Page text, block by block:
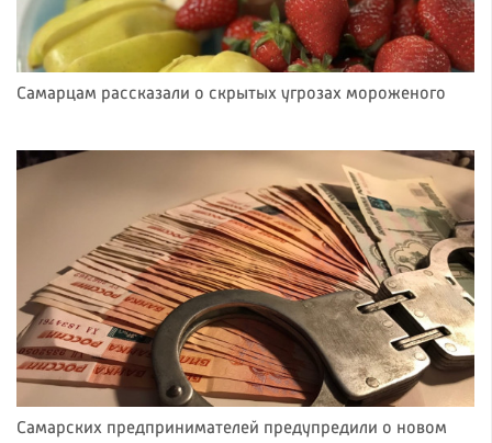
Самарцам рассказали о скрытых угрозах мороженого
Самарских предпринимателей предупредили о новом